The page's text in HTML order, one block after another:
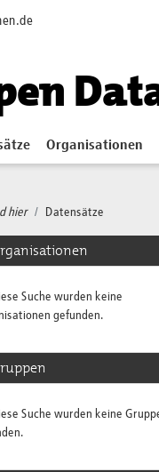
Organisationen
hier Datensätze
Suche wurden keine
gefunden.
Suche wurden keine